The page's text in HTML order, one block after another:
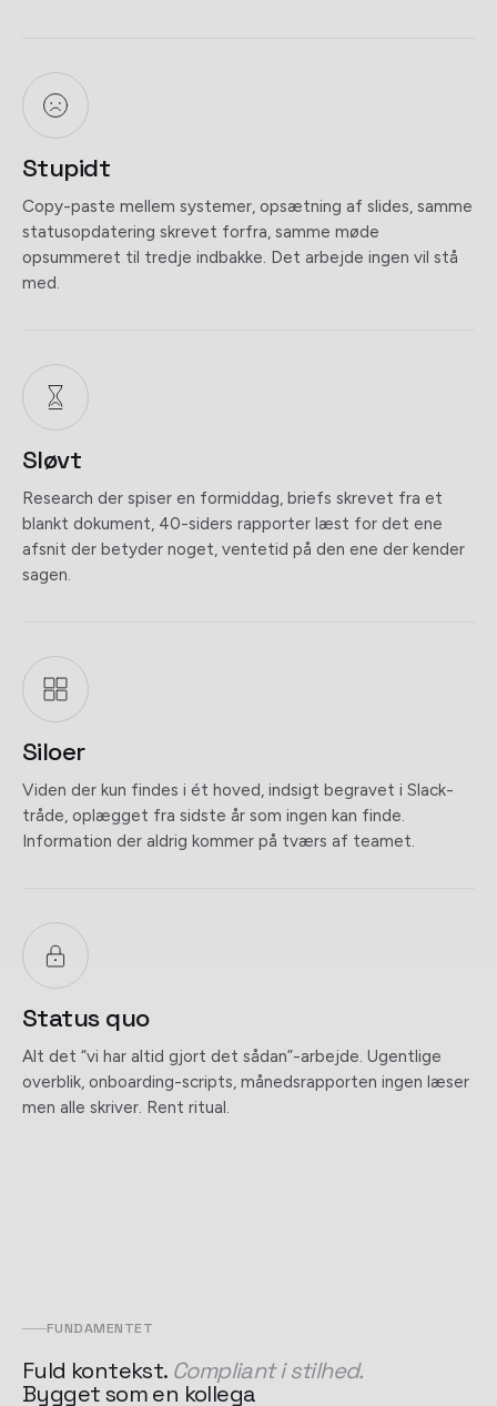
Stupidt
Copy-paste mellem systemer, opsætning af slides, samme
statusopdatering skrevet forfra, samme møde
opsummeret til tredje indbakke. Det arbejde ingen vil stå
med.
Sløvt
Research der spiser en formiddag, briefs skrevet fra et
blankt dokument, 40-siders rapporter læst for det ene
afsnit der betyder noget, ventetid på den ene der kender
sagen.
Siloer
Viden der kun findes i ét hoved, indsigt begravet i Slack-
tråde, oplægget fra sidste år som ingen kan finde.
Information der aldrig kommer på tværs af teamet.
Status quo
Alt det “vi har altid gjort det sådan”-arbejde. Ugentlige
overblik, onboarding-scripts, månedsrapporten ingen læser
men alle skriver. Rent ritual.
FUNDAMENTET
Fuld kontekst. Compliant i stilhed.
Bygget som en kollega